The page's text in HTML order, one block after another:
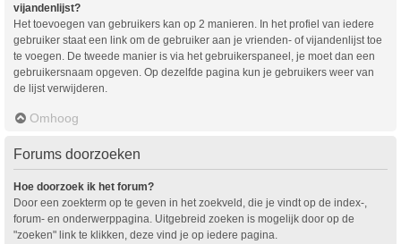
vijandenlijst?
Het toevoegen van gebruikers kan op 2 manieren. In het profiel van iedere
gebruiker staat een link om de gebruiker aan je vrienden- of vijandenlijst toe
te voegen. De tweede manier is via het gebruikerspaneel, je moet dan een
gebruikersnaam opgeven. Op dezelfde pagina kun je gebruikers weer van
de lijst verwijderen.
Omhoog
Forums doorzoeken
Hoe doorzoek ik het forum?
Door een zoekterm op te geven in het zoekveld, die je vindt op de index-,
forum- en onderwerppagina. Uitgebreid zoeken is mogelijk door op de
"zoeken" link te klikken, deze vind je op iedere pagina.